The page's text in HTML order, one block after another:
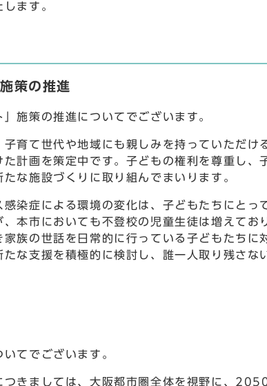
ます。
策の推進
施策の推進についてでございます。
育て世代や地域にも親しみを持っていただ
計画を策定中です。子どもの権利を尊重し
な施設づくりに取り組んでまいります。
染症による環境の変化は、子どもたちにと
本市においても不登校の児童生徒は増えて
族の世話を日常的に行っている子どもたち
な支援を積極的に検討し、誰一人取り残さな
てでございます。
きましては、大阪都市圏全体を視野に、